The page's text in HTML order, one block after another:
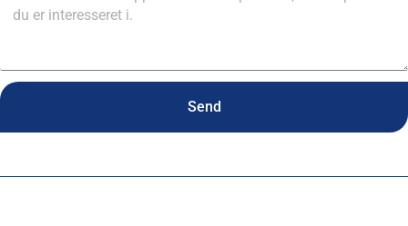
Send